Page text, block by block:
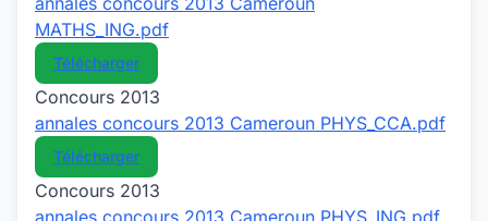
MATHS_ING.pdf
Télécharger
Concours 2013
annales concours 2013 Cameroun PHYS_CCA.pdf
Télécharger
Concours 2013
annales concours 2013 Cameroun PHYS_ING.pdf